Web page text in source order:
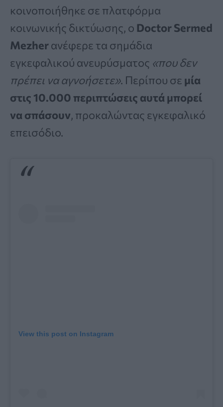
κοινοποιήθηκε σε πλατφόρμα
κοινωνικής δικτύωσης, ο Doctor Sermed
Mezherανέφερε τα σημάδια
εγκεφαλικού ανευρύσματος «που δεν
πρέπει να αγνοήσετε». Περίπου σε μία
στις 10.000 περιπτώσεις αυτά μπορεί
να σπάσουν, προκαλώντας εγκεφαλικό
επεισόδιο.
View this post on Instagram